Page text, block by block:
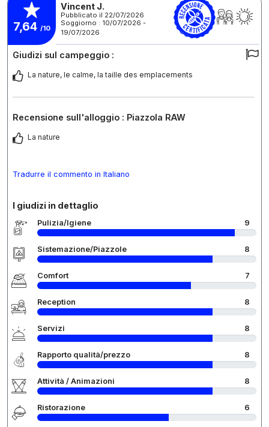
7,64 /10
Vincent J.
Pubblicato il 22/07/2026
Soggiorno : 10/07/2026 -
19/07/2026
Giudizi sul campeggio :
La nature, le calme, la taille des emplacements
Recensione sull'alloggio : Piazzola RAW
La nature
Tradurre il commento in Italiano
I giudizi in dettaglio
Pulizia/Igiene 9
Sistemazione/Piazzole 8
Comfort 7
Reception 8
Servizi 8
Rapporto qualità/prezzo 8
Attività / Animazioni 8
Ristorazione 6